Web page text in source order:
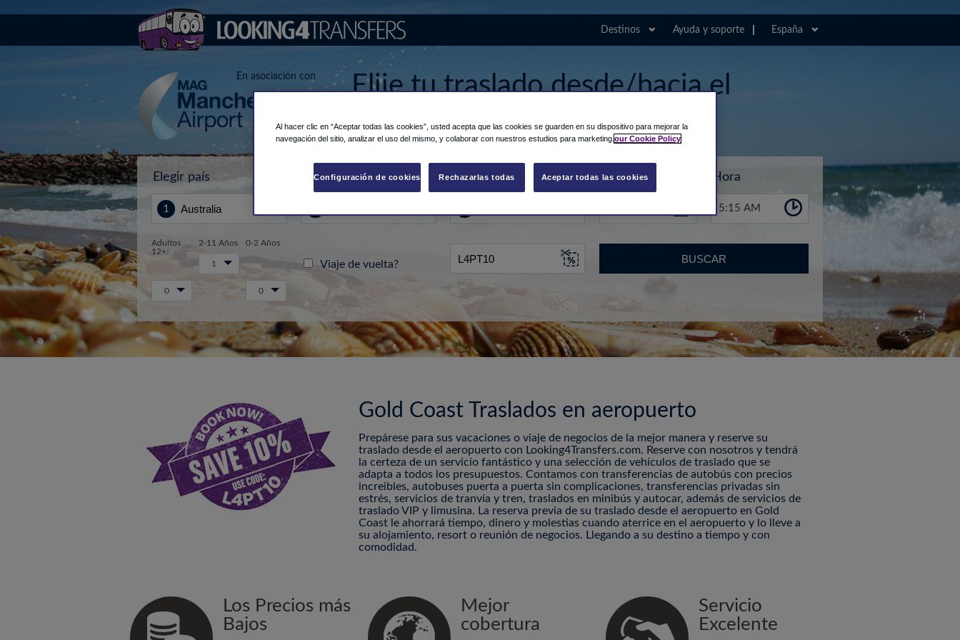
Destinos Ayuda y soporte España
En asociación con
Elije tu traslado desde/hacia el
Elegir país Desde... Hacia Fecha Hora
5:15 AM
Adultos
12+:
2-11 Años 0-2 Años
1
0 0
Viaje de vuelta? BUSCAR
Gold Coast Traslados en aeropuerto
Prepárese para sus vacaciones o viaje de negocios de la mejor manera y reserve su
traslado desde el aeropuerto con Looking4Transfers.com. Reserve con nosotros y tendrá
la certeza de un servicio fantástico y una selección de vehículos de traslado que se
adapta a todos los presupuestos. Contamos con transferencias de autobús con precios
increibles, autobuses puerta a puerta sin complicaciones, transferencias privadas sin
estrés, servicios de tranvía y tren, traslados en minibús y autocar, además de servicios de
traslado VIP y limusina. La reserva previa de su traslado desde el aeropuerto en Gold
Coast le ahorrará tiempo, dinero y molestias cuando aterrice en el aeropuerto y lo lleve a
su alojamiento, resort o reunión de negocios. Llegando a su destino a tiempo y con
comodidad.
Los Precios más
Bajos
Mejor
cobertura
Servicio
Excelente
Al hacer clic en “Aceptar todas las cookies”, usted acepta que las cookies se guarden en su dispositivo para mejorar la
navegación del sitio, analizar el uso del mismo, y colaborar con nuestros estudios para marketing. our Cookie Policy
Rechazarlas todas Aceptar todas las cookies
Configuración de cookies